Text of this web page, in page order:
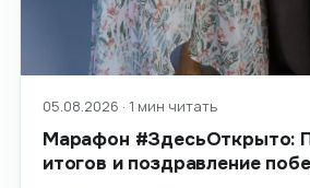
05.08.2026 · 1 мин читать
Марафон #ЗдесьОткрыто:
итогов и поздравление